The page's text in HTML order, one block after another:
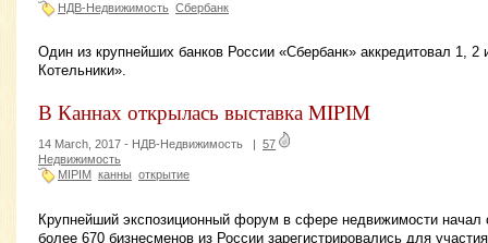
НДВ-Недвижимость Сбербанк
Один из крупнейших банков России «Сбербанк» аккредитовал 1, 2
Котельники».
В Каннах открылась выставка MIPIM
14 March, 2017 - НДВ-Недвижимость
57
Недвижимость
MIPIM канны открытие
Крупнейший экспозиционный форум в сфере недвижимости начал
более 670 бизнесменов из России зарегистрировались для